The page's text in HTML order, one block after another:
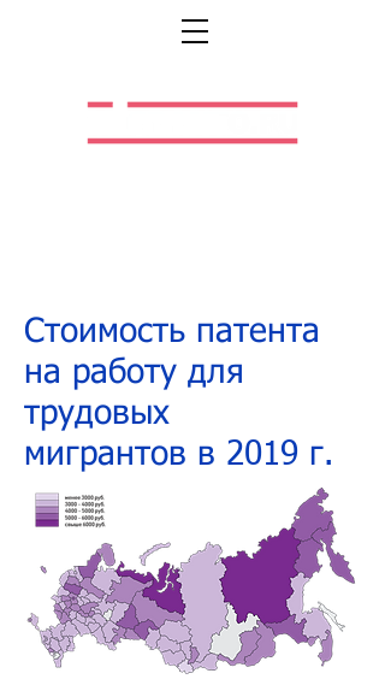
Стоимость патента
на работу для
трудовых
мигрантов в 2019 г.